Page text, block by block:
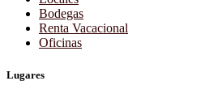
Bodegas
Renta Vacacional
Oficinas
Lugares